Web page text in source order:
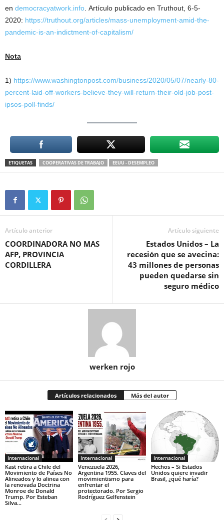
en democracyatwork.info . Artículo publicado en Truthout, 6-5-
2020: https://truthout.org/articles/mass-unemployment-amid-the-
pandemic-is-an-indictment-of-capitalism/
Nota
1) https://www.washingtonpost.com/business/2020/05/07/nearly-80-
percent-laid-off-workers-believe-they-will-return-their-old-job-post-
ipsos-poll-finds/
ETIQUETAS COOPERATIVAS DE TRABAJO EEUU - DESEMPLEO
Artículo anterior
COORDINADORA NO MAS
AFP, PROVINCIA
CORDILLERA
Artículo siguiente
Estados Unidos – La
recesión que se avecina:
43 millones de personas
pueden quedarse sin
seguro médico
werken rojo
Artículos relacionados Más del autor
Internacional
Kast retira a Chile del
Movimiento de Países No
Alineados y lo alinea con
la renovada Doctrina
Monroe de Donald
Trump. Por Esteban
Silva...
Internacional
Venezuela 2026,
Argentina 1955. Claves del
movimientismo para
enfrentar el
protectorado. Por Sergio
Rodríguez Gelfenstein
Internacional
Hechos – Si Estados
Unidos quiere invadir
Brasil, ¿qué haría?